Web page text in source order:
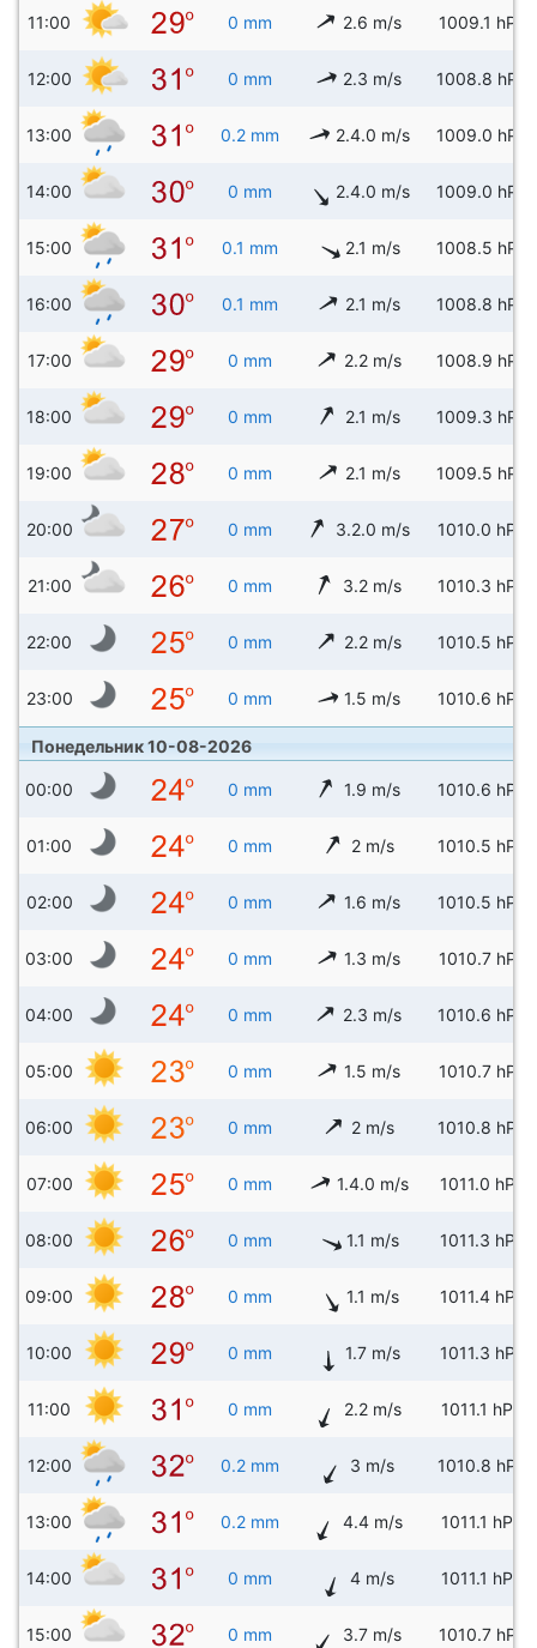
11:00 0 mm 2.6 m/s 1009.1 hPa
12:00 0 mm 2.3 m/s 1008.8 hPa
13:00 0.2 mm 2.4.0 m/s 1009.0 hPa
14:00 0 mm 2.4.0 m/s 1009.0 hPa
15:00 0.1 mm 2.1 m/s 1008.5 hPa
16:00 0.1 mm 2.1 m/s 1008.8 hPa
17:00 0 mm 2.2 m/s 1008.9 hPa
18:00 0 mm 2.1 m/s 1009.3 hPa
19:00 0 mm 2.1 m/s 1009.5 hPa
20:00 0 mm 3.2.0 m/s 1010.0 hPa
21:00 0 mm 3.2 m/s 1010.3 hPa
22:00 0 mm 2.2 m/s 1010.5 hPa
23:00 0 mm 1.5 m/s 1010.6 hPa
Понедельник 10-08-2026
00:00 0 mm 1.9 m/s 1010.6 hPa
01:00 0 mm 2 m/s 1010.5 hPa
02:00 0 mm 1.6 m/s 1010.5 hPa
03:00 0 mm 1.3 m/s 1010.7 hPa
04:00 0 mm 2.3 m/s 1010.6 hPa
05:00 0 mm 1.5 m/s 1010.7 hPa
06:00 0 mm 2 m/s 1010.8 hPa
07:00 0 mm 1.4.0 m/s 1011.0 hPa
08:00 0 mm 1.1 m/s 1011.3 hPa
09:00 0 mm 1.1 m/s 1011.4 hPa
10:00 0 mm 1.7 m/s 1011.3 hPa
11:00 0 mm 2.2 m/s 1011.1 hPa
12:00 0.2 mm 3 m/s 1010.8 hPa
13:00 0.2 mm 4.4 m/s 1011.1 hPa
14:00 0 mm 4 m/s 1011.1 hPa
15:00 0 mm 3.7 m/s 1010.7 hPa